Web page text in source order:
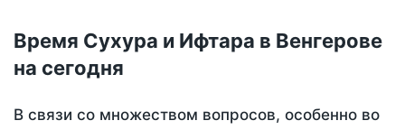
Время Сухура и Ифтара в Венгерове
на сегодня
В связи со множеством вопросов, особенно во